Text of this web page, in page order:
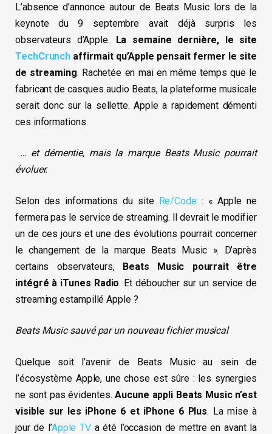
L’absence d’annonce autour de Beats Music lors de la
keynote du 9 septembre avait déjà surpris les
observateurs d’Apple. La semaine dernière, le site
TechCrunch affirmait qu’Apple pensait fermer le site
de streaming. Rachetée en mai en même temps que le
fabricant de casques audio Beats, la plateforme musicale
serait donc sur la sellette. Apple a rapidement démenti
ces informations.
… et démentie, mais la marque Beats Music pourrait
évoluer.
Selon des informations du site Re/Code : « Apple ne
fermera pas le service de streaming. Il devrait le modifier
un de ces jours et une des évolutions pourrait concerner
le changement de la marque Beats Music ». D’après
certains observateurs, Beats Music pourrait être
intégré à iTunes Radio. Et déboucher sur un service de
streaming estampillé Apple ?
Beats Music sauvé par un nouveau fichier musical
Quelque soit l’avenir de Beats Music au sein de
l’écosystème Apple, une chose est sûre : les synergies
ne sont pas évidentes.Aucune appli Beats Music n’est
visible sur les iPhone 6 et iPhone 6 Plus. La mise à
jour de l’Apple TVa été l’occasion de mettre en avant la